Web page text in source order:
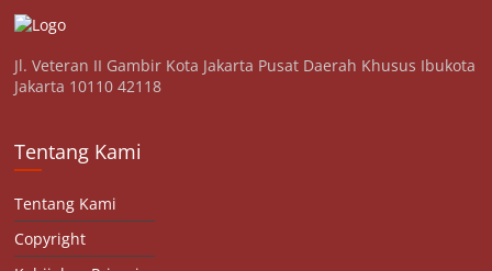
Jl. Veteran II Gambir Kota Jakarta Pusat Daerah Khusus Ibukota
Jakarta 10110 42118
Tentang Kami
Tentang Kami
Copyright